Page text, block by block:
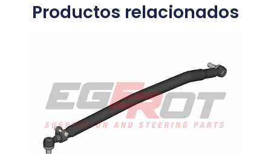
Productos relacionados